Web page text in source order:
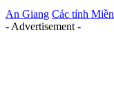
An Giang Các tỉnh
- Advertisement -